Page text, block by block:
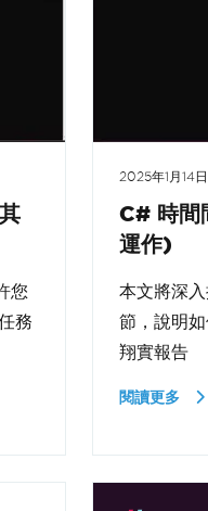
您
務
2025年1月14日
C# 時間
運作)
本文將深
節，說明
翔實報告
閱讀更多